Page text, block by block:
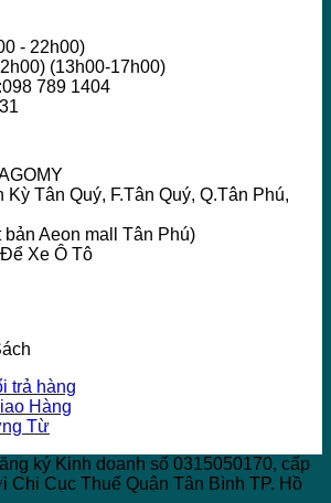
- 22h00)
(13h00-17h00)
789 1404
Kỳ Tân Quý, F.Tân Quý, Q.Tân Phú,
Aeon mall Tân Phú)
Xe Ô Tô
trả hàng
Hàng
Từ
ký Kinh doanh số 0315050170, cấp
Chi Cục Thuế Quận Tân Bình TP. Hồ